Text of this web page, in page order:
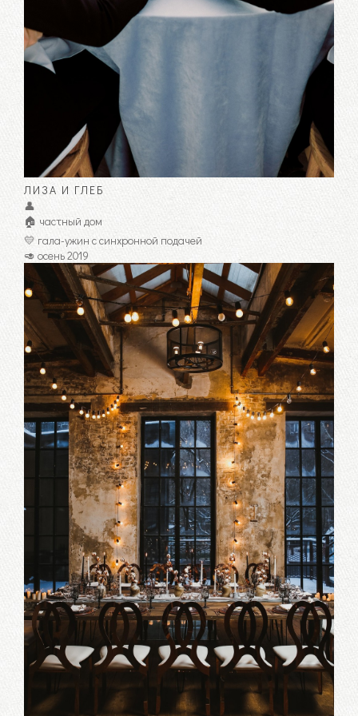
ЛИЗА И ГЛЕБ
👤
🏠 частный дом
💛 гала-ужин с синхронной подачей
🥑 осень 2019